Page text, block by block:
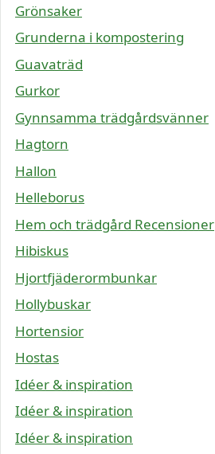
Grönsaker
Grunderna i kompostering
Guavaträd
Gurkor
Gynnsamma trädgårdsvänner
Hagtorn
Hallon
Helleborus
Hem och trädgård Recensioner
Hibiskus
Hjortfjäderormbunkar
Hollybuskar
Hortensior
Hostas
Idéer & inspiration
Idéer & inspiration
Idéer & inspiration